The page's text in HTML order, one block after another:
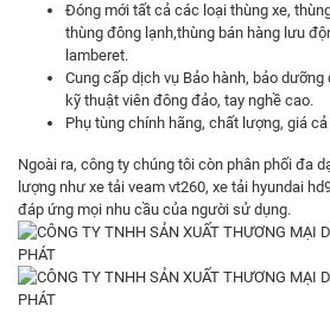
Đóng mới tất cả các loại thùng xe,
thùng đông lạnh,thùng bán hàng lưu
lamberet.
Cung cấp dịch vụ Bảo hành, bảo
kỹ thuật viên đông đảo, tay nghề cao.
Phụ tùng chính hãng, chất lượng, giá
Ngoài ra, công ty chúng tôi còn phân phối đa
lượng như xe tải veam vt260, xe tải hyundai
đáp ứng mọi nhu cầu của người sử dụng.